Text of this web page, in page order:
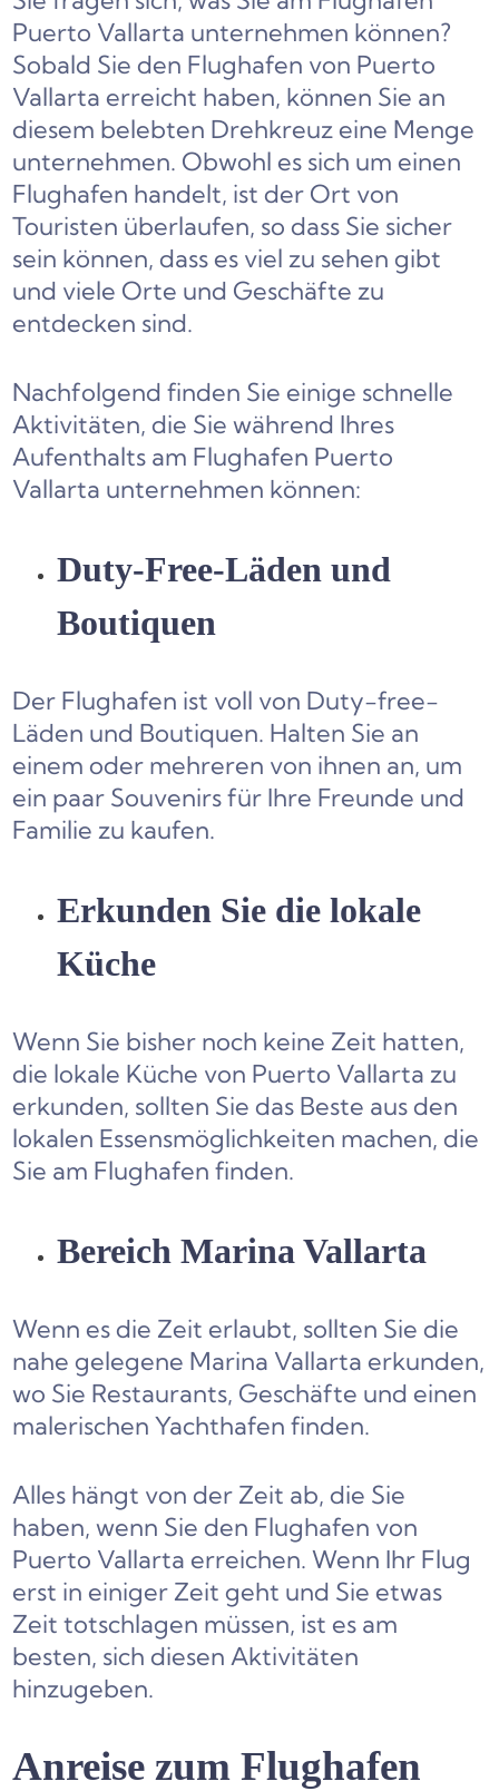
Puerto Vallarta unternehmen können?
Sobald Sie den Flughafen von Puerto
Vallarta erreicht haben, können Sie an
diesem belebten Drehkreuz eine Menge
unternehmen. Obwohl es sich um einen
Flughafen handelt, ist der Ort von
Touristen überlaufen, so dass Sie sicher
sein können, dass es viel zu sehen gibt
und viele Orte und Geschäfte zu
entdecken sind.
Nachfolgend finden Sie einige schnelle
Aktivitäten, die Sie während Ihres
Aufenthalts am Flughafen Puerto
Vallarta unternehmen können:
Duty-Free-Läden und
Boutiquen
Der Flughafen ist voll von Duty-free-
Läden und Boutiquen. Halten Sie an
einem oder mehreren von ihnen an, um
ein paar Souvenirs für Ihre Freunde und
Familie zu kaufen.
Erkunden Sie die lokale
Küche
Wenn Sie bisher noch keine Zeit hatten,
die lokale Küche von Puerto Vallarta zu
erkunden, sollten Sie das Beste aus den
lokalen Essensmöglichkeiten machen, die
Sie am Flughafen finden.
Bereich Marina Vallarta
Wenn es die Zeit erlaubt, sollten Sie die
nahe gelegene Marina Vallarta erkunden,
wo Sie Restaurants, Geschäfte und einen
malerischen Yachthafen finden.
Alles hängt von der Zeit ab, die Sie
haben, wenn Sie den Flughafen von
Puerto Vallarta erreichen. Wenn Ihr Flug
erst in einiger Zeit geht und Sie etwas
Zeit totschlagen müssen, ist es am
besten, sich diesen Aktivitäten
hinzugeben.
Anreise zum Flughafen